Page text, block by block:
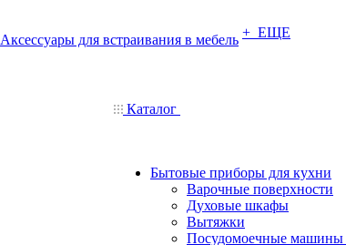
Аксессуары для встраивания в мебель + ЕЩЕ
Каталог
Бытовые приборы для кухни
Варочные поверхности
Духовые шкафы
Вытяжки
Посудомоечные машины